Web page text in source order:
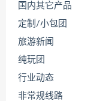
国内其它产品
定制/小包团
旅游新闻
纯玩团
行业动态
非常规线路